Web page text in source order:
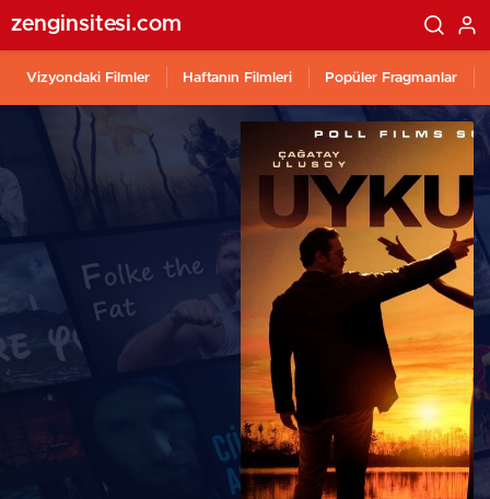
zenginsitesi.com
Vizyondaki Filmler Haftanın Filmleri Popüler Fragmanlar